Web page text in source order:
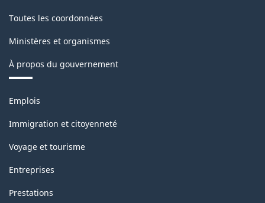
-
Structure
la
classification
Toutes les coordonnées
Ministères et organismes
À propos du gouvernement
Thèmes
sujets
Emplois
Immigration et citoyenneté
Voyage et tourisme
Entreprises
Prestations